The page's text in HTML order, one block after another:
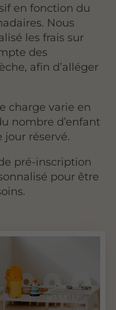
en fonction du
Nous
les frais sur
des
afin d’alléger
charge varie en
nombre d’enfant
réservé.
pré-inscription
pour être